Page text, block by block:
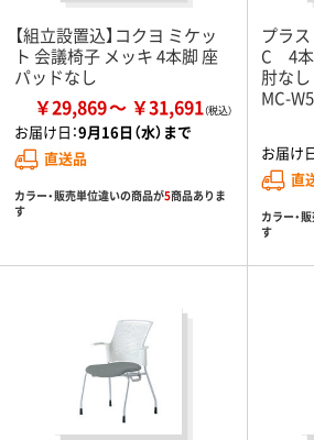
【組立設置込】コクヨ ミケッ
ト 会議椅子 メッキ 4本脚 座
パッドなし
￥29,869 ￥31,691
お届け日：9月16日（水）まで
直送品
カラー・販売単位違いの商品が5商品ありま
す
プラ
C 4
肘な
MC-
お届け
直
カラー・
す